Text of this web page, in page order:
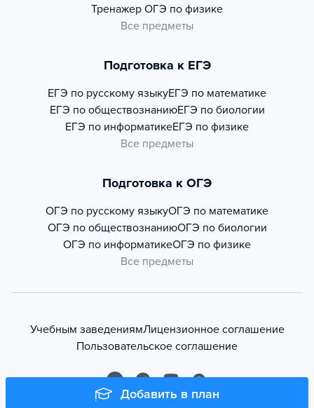
Добавить в план
Тренажер ОГЭ по физике
Все предметы
Подготовка к ЕГЭ
ЕГЭ по русскому языкуЕГЭ по математике
ЕГЭ по обществознаниюЕГЭ по биологии
ЕГЭ по информатикеЕГЭ по физике
Все предметы
Подготовка к ОГЭ
ОГЭ по русскому языкуОГЭ по математике
ОГЭ по обществознаниюОГЭ по биологии
ОГЭ по информатикеОГЭ по физике
Все предметы
Учебным заведениямЛицензионное соглашение
Пользовательское соглашение